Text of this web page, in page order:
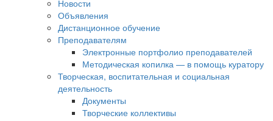
Новости
Объявления
Дистанционное обучение
Преподавателям
Электронные портфолио преподавателей
Методическая копилка — в помощь куратору
Творческая, воспитательная и социальная
деятельность
Документы
Творческие коллективы